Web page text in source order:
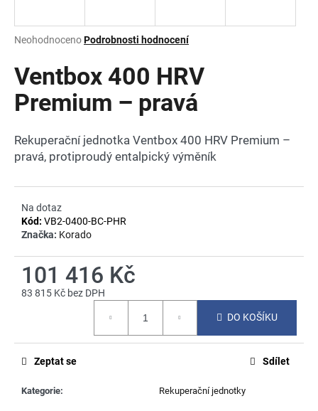
Průměrné
produktu
je
0,0
hvězdiček.
NeohodnocenoPodrobnosti hodnocení
Ventbox 400 HRV
Premium – pravá
Rekuperační jednotka Ventbox 400 HRV Premium –
pravá, protiproudý entalpický výměník
Na dotaz
Kód: VB2-0400-BC-PHR
Značka: Korado
101 416 Kč
83 815 Kč bez DPH
DO KOŠÍKU
Kategorie: Rekuperační jednotky
Zeptat se Sdílet
j
t
?
HLEDAT
D
o
p
m
e